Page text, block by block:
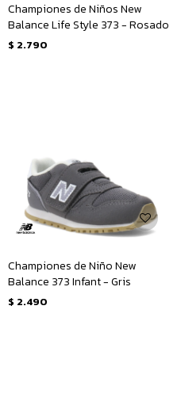
Championes de Niños New
Balance Life Style 373 - Rosado
$ 2.790
Championes de Niño New
Balance 373 Infant - Gris
$ 2.490